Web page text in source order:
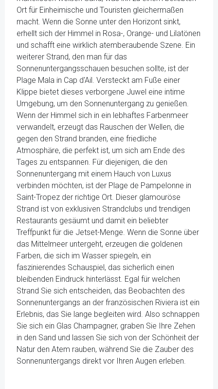
Ort für Einheimische und Touristen gleichermaßen
macht. Wenn die Sonne unter den Horizont sinkt,
erhellt sich der Himmel in Rosa-, Orange- und Lilatönen
und schafft eine wirklich atemberaubende Szene. Ein
weiterer Strand, den man für das
Sonnenuntergangsschauen besuchen sollte, ist der
Plage Mala in Cap d'Ail. Versteckt am Fuße einer
Klippe bietet dieses verborgene Juwel eine intime
Umgebung, um den Sonnenuntergang zu genießen.
Wenn der Himmel sich in ein lebhaftes Farbenmeer
verwandelt, erzeugt das Rauschen der Wellen, die
gegen den Strand branden, eine friedliche
Atmosphäre, die perfekt ist, um sich am Ende des
Tages zu entspannen. Für diejenigen, die den
Sonnenuntergang mit einem Hauch von Luxus
verbinden möchten, ist der Plage de Pampelonne in
Saint-Tropez der richtige Ort. Dieser glamouröse
Strand ist von exklusiven Strandclubs und trendigen
Restaurants gesäumt und damit ein beliebter
Treffpunkt für die Jetset-Menge. Wenn die Sonne über
das Mittelmeer untergeht, erzeugen die goldenen
Farben, die sich im Wasser spiegeln, ein
faszinierendes Schauspiel, das sicherlich einen
bleibenden Eindruck hinterlässt. Egal für welchen
Strand Sie sich entscheiden, das Beobachten des
Sonnenuntergangs an der französischen Riviera ist ein
Erlebnis, das Sie lange begleiten wird. Also schnappen
Sie sich ein Glas Champagner, graben Sie Ihre Zehen
in den Sand und lassen Sie sich von der Schönheit der
Natur den Atem rauben, während Sie die Zauber des
Sonnenuntergangs direkt vor Ihren Augen erleben.